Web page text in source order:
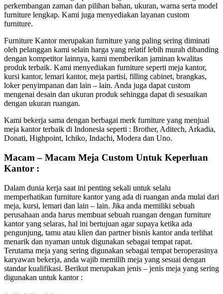
perkembangan zaman dan pilihan bahan, ukuran, warna serta model
furniture lengkap. Kami juga menyediakan layanan custom
furniture.
Furniture Kantor merupakan furniture yang paling sering diminati
oleh pelanggan kami selain harga yang relatif lebih murah dibanding
dengan kompetitor lainnya, kami memberikan jaminan kwalitas
produk terbaik. Kami menyediakan furniture seperti meja kantor,
kursi kantor, lemari kantor, meja partisi, filling cabinet, brangkas,
loker penyimpanan dan lain – lain. Anda juga dapat custom
mengenai desain dan ukuran produk sehingga dapat di sesuaikan
dengan ukuran ruangan.
Kami bekerja sama dengan berbagai merk furniture yang menjual
meja kantor terbaik di Indonesia seperti : Brother, Aditech, Arkadia,
Donati, Highpoint, Ichiko, Indachi, Modera dan Uno.
Macam – Macam Meja Custom Untuk Keperluan
Kantor :
Dalam dunia kerja saat ini penting sekali untuk selalu
memperhatikan furniture kantor yang ada di ruangan anda mulai dari
meja, kursi, lemari dan lain – lain. Jika anda memiliki sebuah
perusahaan anda harus membuat sebuah ruangan dengan furniture
kantor yang selaras, hal ini bertujuan agar supaya ketika ada
pengunjung, tamu atau klien dan partner bisnis kantor anda terlihat
menarik dan nyaman untuk digunakan sebagai tempat rapat.
Terutama meja yang sering digunakan sebagai tempat beroperasinya
karyawan bekerja, anda wajib memilih meja yang sesuai dengan
standar kualifikasi. Berikut merupakan jenis – jenis meja yang sering
digunakan untuk kantor :